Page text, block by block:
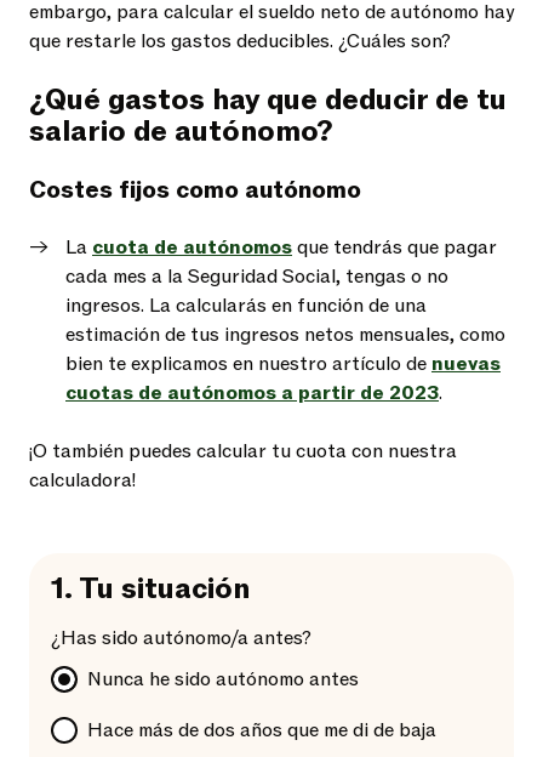
embargo, para calcular el sueldo neto de autónomo hay
que restarle los gastos deducibles. ¿Cuáles son?
¿Qué gastos hay que deducir de tu
salario de autónomo?
Costes fijos como autónomo
La cuota de autónomosque tendrás que pagar
cada mes a la Seguridad Social, tengas o no
ingresos. La calcularás en función de una
estimación de tus ingresos netos mensuales, como
bien te explicamos en nuestro artículo de nuevas
cuotas de autónomos a partir de 2023.
¡O también puedes calcular tu cuota con nuestra
calculadora!
1. Tu situación
¿Has sido autónomo/a antes?
Nunca he sido autónomo antes
Hace más de dos años que me di de baja